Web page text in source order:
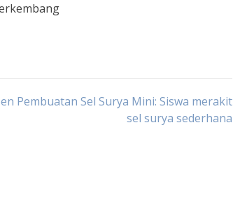
Pembuatan Sel Surya Mini: Siswa merakit
sel surya sederhana